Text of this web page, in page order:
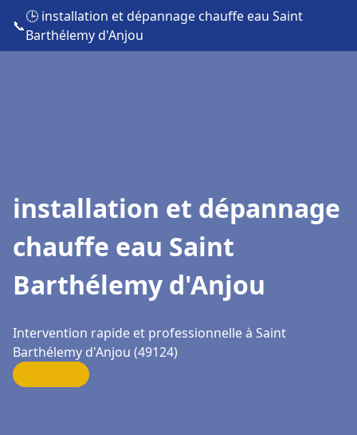
📞
🕒 installation et dépannage chauffe eau Saint
Barthélemy d'Anjou
installation et dépannage
chauffe eau Saint
Barthélemy d'Anjou
Intervention rapide et professionnelle à Saint
Barthélemy d'Anjou (49124)